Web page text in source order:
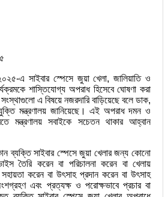
এ সাইবার স্পেসে জুয়া খেলা, জালিয়াতি ও
শাস্তিযোগ্য অপরাধ হিসেবে ঘোষণা করা
এ বিষয়ে নজরদারি বাড়িয়েছে বলে ডাক,
মন্ত্রণালয় জানিয়েছে। এই অপরাধ দমন ও
মন্ত্রণালয় সবাইকে সচেতন থাকার আহ্বান
ব্যক্তি সাইবার স্পেসে জুয়া খেলার জন্য কোনো
তৈরি করেন বা পরিচালনা করেন বা খেলায়
করেন বা উৎসাহ প্রদান করেন বা উৎসাহ
এবং প্রত্যক্ষ ও পরোক্ষভাবে প্রচার বা